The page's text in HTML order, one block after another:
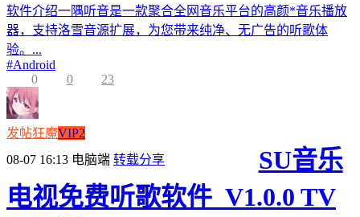
软件介绍一隅听音是一款聚合全网音乐平台的高颜*音乐播放
器，支持洛雪音源扩展，为您带来纯净、无广告的听歌体
验。...
#Android
0
0 23
发帖狂魔VIP2
08-07 16:13 电脑端 转载分享
SU音乐
电视免费听歌软件_V1.0.0 TV